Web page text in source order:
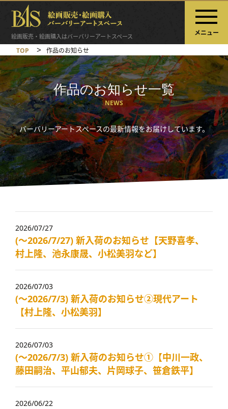
絵画販売・絵画購入はバーバリーアートスペース メニュー
TOP > 作品のお知らせ
作品のお知らせ一覧
NEWS
バーバリーアートスペースの最新情報をお届けしています。
2026/07/27
(～2026/7/27) 新入荷のお知らせ【天野喜孝、
村上隆、池永康晟、小松美羽など】
2026/07/03
(～2026/7/3) 新入荷のお知らせ②現代アート
【村上隆、小松美羽】
2026/07/03
(～2026/7/3) 新入荷のお知らせ①【中川一政、
藤田嗣治、平山郁夫、片岡球子、笹倉鉄平】
2026/06/22